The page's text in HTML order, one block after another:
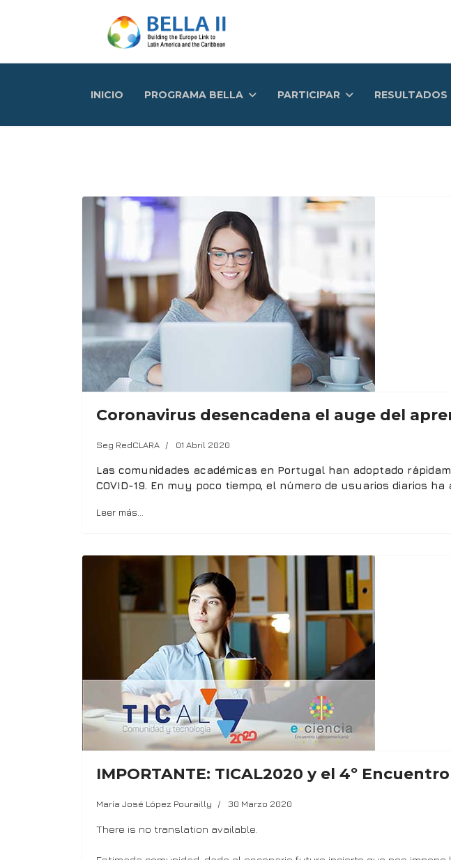
INICIO PROGRAMA BELLA PARTICIPAR RESULTADOS
Coronavirus desencadena el auge del
Seg RedCLARA 01 Abril 2020
Las comunidades académicas en Portugal han adoptado
COVID-19. En muy poco tiempo, el número de usuarios diarios
Leer más…
IMPORTANTE: TICAL2020 y el 4º
María José López Pourailly 30 Marzo 2020
There is no translation available.